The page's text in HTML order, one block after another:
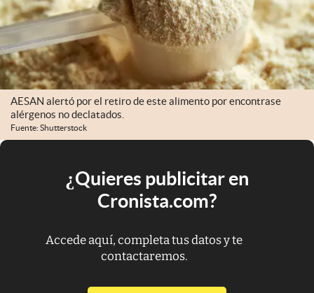
AESAN alertó por el retiro de este alimento por encontrase
alérgenos no declatados.
Fuente: Shutterstock
¿Quieres publicitar en
Cronista.com?
Accede aquí, completa tus datos y te
contactaremos.